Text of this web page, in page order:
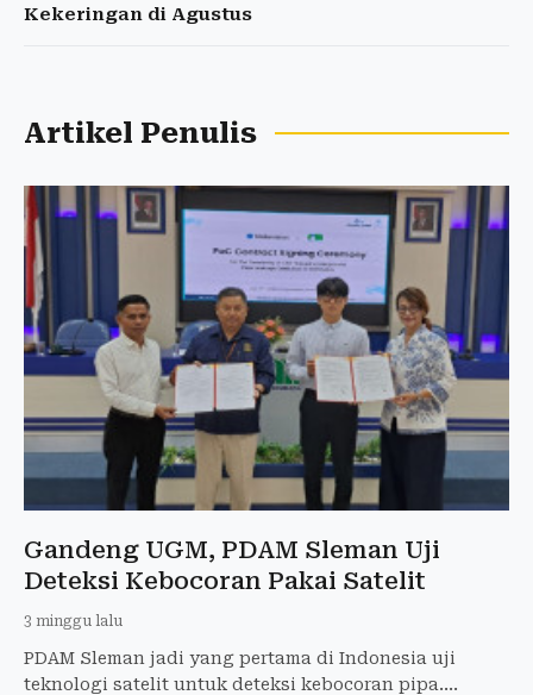
Kekeringan di Agustus
Artikel Penulis
Gandeng UGM, PDAM Sleman Uji
Deteksi Kebocoran Pakai Satelit
3 minggu lalu
PDAM Sleman jadi yang pertama di Indonesia uji
teknologi satelit untuk deteksi kebocoran pipa.